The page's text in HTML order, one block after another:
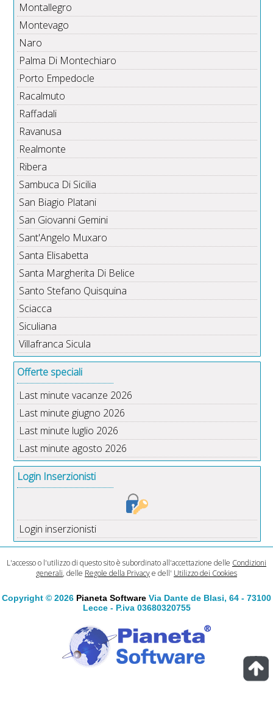
Montallegro
Montevago
Naro
Palma Di Montechiaro
Porto Empedocle
Racalmuto
Raffadali
Ravanusa
Realmonte
Ribera
Sambuca Di Sicilia
San Biagio Platani
San Giovanni Gemini
Sant'Angelo Muxaro
Santa Elisabetta
Santa Margherita Di Belice
Santo Stefano Quisquina
Sciacca
Siculiana
Villafranca Sicula
Offerte speciali
Last minute vacanze 2026
Last minute giugno 2026
Last minute luglio 2026
Last minute agosto 2026
Login Inserzionisti
Login inserzionisti
L'accesso o l'utilizzo di questo sito è subordinato all'accettazione delle Condizioni
generali, delle Regole della Privacye dell' Utilizzo dei Cookies
Copyright © 2026 Pianeta Software Via Dante de Blasi, 64 - 73100
Lecce - P.iva 03680320755